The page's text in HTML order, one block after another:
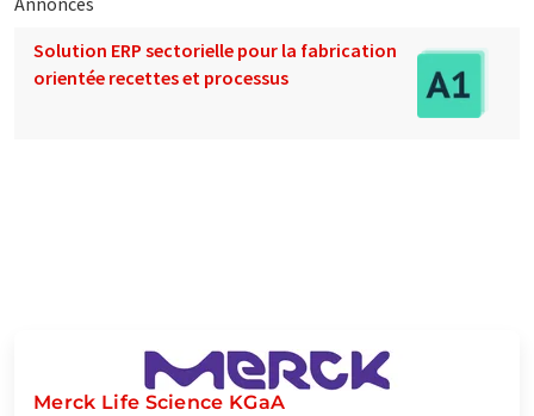
Solution ERP sectorielle pour la fabrication
orientée recettes et processus
Merck Life Science KGaA